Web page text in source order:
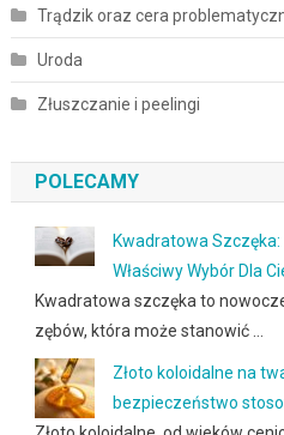
Trądzik oraz cera
Uroda
Złuszczanie i peelingi
POLECAMY
Kwadratowa
Właściwy Wybór Dla
Kwadratowa szczęka to
zębów, która może stanowić …
Złoto koloidalne na
bezpieczeństwo